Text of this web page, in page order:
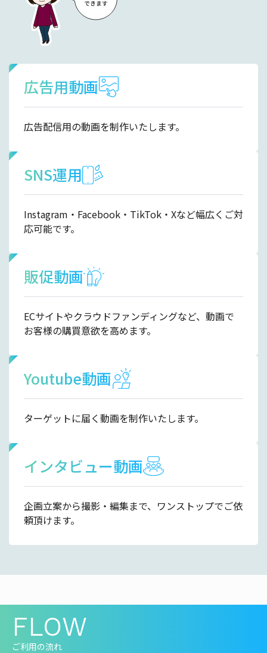
広告用動画
広告配信用の動画を制作いたします。
SNS運用
Instagram・Facebook・TikTok・Xなど幅広くご対
応可能です。
販促動画
ECサイトやクラウドファンディングなど、動画で
お客様の購買意欲を高めます。
Youtube動画
ターゲットに届く動画を制作いたします。
インタビュー動画
企画立案から撮影・編集まで、ワンストップでご依
頼頂けます。
FLOW
ご利用の流れ